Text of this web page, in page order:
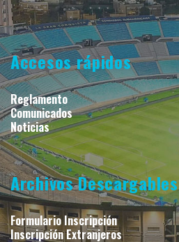
Accesos rápidos
Reglamento
Comunicados
Noticias
Archivos Descargables
Formulario Inscripción
Inscripción Extranjeros